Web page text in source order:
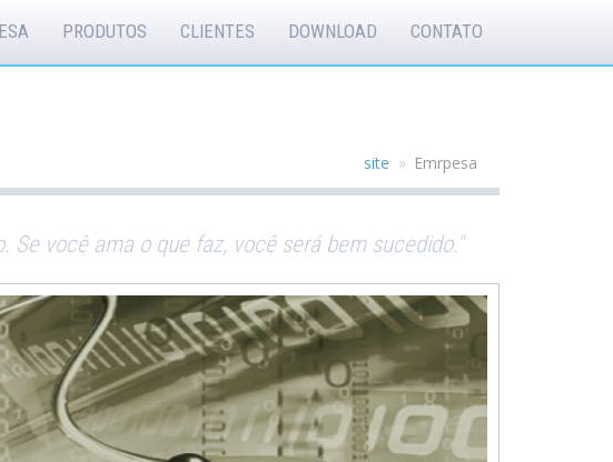
PRODUTOS CLIENTES DOWNLOAD CONTATO
site Emrpesa
Se você ama o que faz, você será bem sucedido."